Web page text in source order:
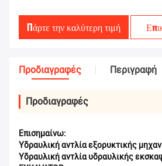
Πάρτε την καλύτερη τιμή
Προδιαγραφές Περιγραφή
Προδιαγραφές
Επισημαίνω:
Υδραυλική αντλία εξορυκτικής
Υδραυλική αντλία υδραυλικής